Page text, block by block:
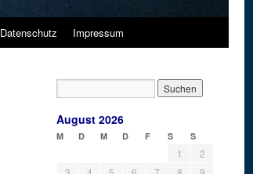
Datenschutz Impressum
August 2026
M D M D F S S
1
2